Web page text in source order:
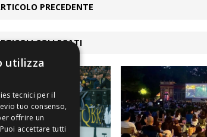
PRECEDENTE
COLLEGATI
utilizza